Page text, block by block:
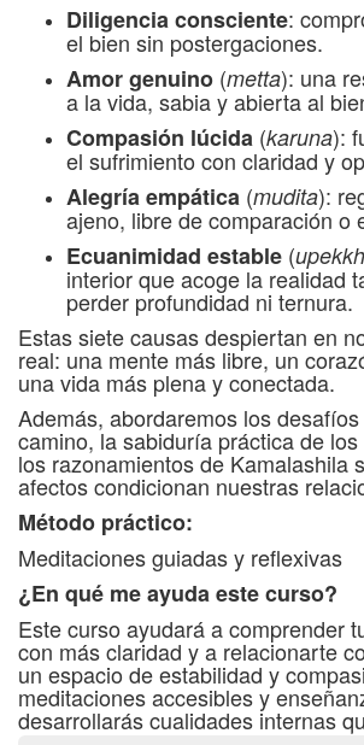
Diligencia consciente:
el bien sin postergaciones.
Amor genuino (metta): una
a la vida, sabia y abierta al
Compasión lúcida (karuna):
el sufrimiento con claridad y
Alegría empática (mudita):
ajeno, libre de comparación o
Ecuanimidad estable (
interior que acoge la realidad
perder profundidad ni ternura.
Estas siete causas despiertan en
real: una mente más libre, un
una vida más plena y conectada.
Además, abordaremos los
camino, la sabiduría práctica de
los razonamientos de Kamalashila
afectos condicionan nuestras
Método práctico:
Meditaciones guiadas y reflexivas
¿En qué me ayuda este curso?
Este curso ayudará a comprender
con más claridad y a relacionarte
un espacio de estabilidad y
meditaciones accesibles y
desarrollarás cualidades internas